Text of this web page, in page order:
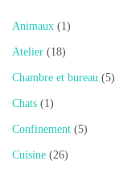
Animaux (1)
Atelier (18)
Chambre et bureau (5)
Chats (1)
Confinement (5)
Cuisine (26)